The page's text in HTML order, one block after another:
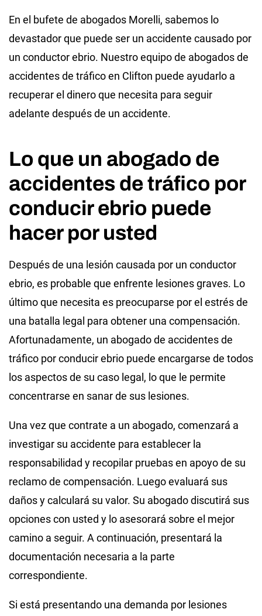
En el bufete de abogados Morelli, sabemos lo
devastador que puede ser un accidente causado por
un conductor ebrio. Nuestro equipo de abogados de
accidentes de tráfico en Clifton puede ayudarlo a
recuperar el dinero que necesita para seguir
adelante después de un accidente.
Lo que un abogado de
accidentes de tráfico por
conducir ebrio puede
hacer por usted
Después de una lesión causada por un conductor
ebrio, es probable que enfrente lesiones graves. Lo
último que necesita es preocuparse por el estrés de
una batalla legal para obtener una compensación.
Afortunadamente, un abogado de accidentes de
tráfico por conducir ebrio puede encargarse de todos
los aspectos de su caso legal, lo que le permite
concentrarse en sanar de sus lesiones.
Una vez que contrate a un abogado, comenzará a
investigar su accidente para establecer la
responsabilidad y recopilar pruebas en apoyo de su
reclamo de compensación. Luego evaluará sus
daños y calculará su valor. Su abogado discutirá sus
opciones con usted y lo asesorará sobre el mejor
camino a seguir. A continuación, presentará la
documentación necesaria a la parte
correspondiente.
Si está presentando una demanda por lesiones